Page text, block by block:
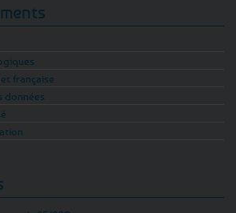
française
données